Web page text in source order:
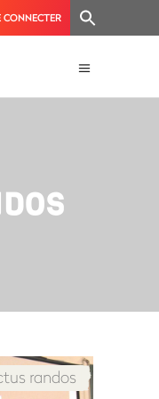
CONNECTER
randos